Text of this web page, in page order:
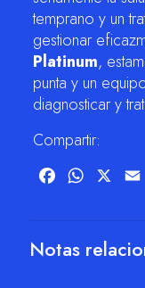
temprano y un
gestionar
Platinum,
punta y un
diagnosticar y
Compartir:
FacebookWhatsApp
Notas